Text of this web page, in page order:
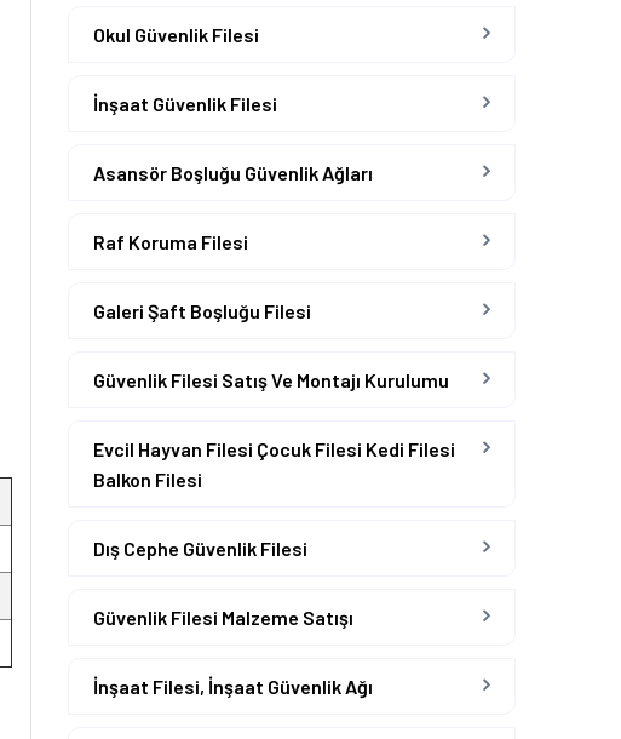
Okul Güvenlik Filesi
İnşaat Güvenlik Filesi
Asansör Boşluğu Güvenlik Ağları
Raf Koruma Filesi
Galeri Şaft Boşluğu Filesi
Güvenlik Filesi Satış Ve Montajı Kurulumu
Evcil Hayvan Filesi Çocuk Filesi Kedi Filesi
Balkon Filesi
Dış Cephe Güvenlik Filesi
Güvenlik Filesi Malzeme Satışı
İnşaat Filesi, İnşaat Güvenlik Ağı